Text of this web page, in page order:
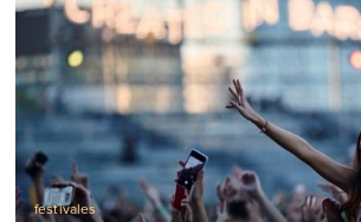
festivales